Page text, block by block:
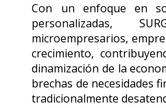
Con un enfoque en
personalizadas,
microempresarios,
crecimiento,
dinamización de la
brechas de necesidades
tradicionalmente